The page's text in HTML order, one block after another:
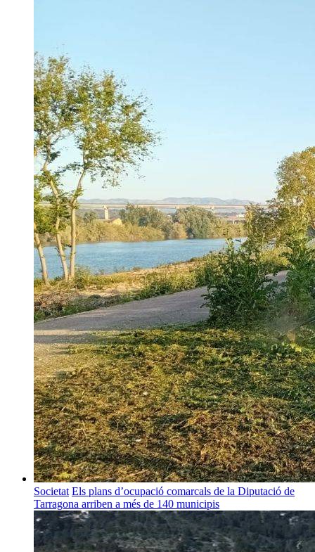
Societat Els plans d’ocupació comarcals de la Diputació de
Tarragona arriben a més de 140 municipis